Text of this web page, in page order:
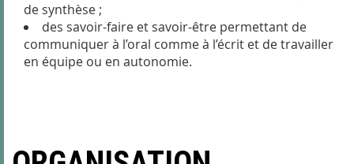
de synthèse ;
des savoir-faire et savoir-être permettant de
communiquer à l’oral comme à l’écrit et de travailler
en équipe ou en autonomie.